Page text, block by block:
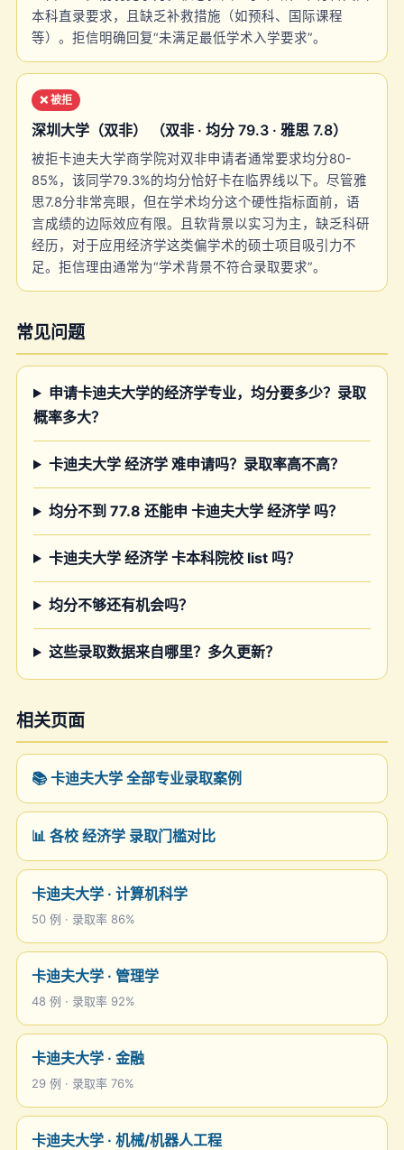
本科直录要求，且缺乏补救措施（如预科、国际课程
等）。拒信明确回复“未满足最低学术入学要求”。
❌ 被拒
深圳大学（双非） （双非 · 均分 79.3 · 雅思 7.8）
被拒卡迪夫大学商学院对双非申请者通常要求均分80-
85%，该同学79.3%的均分恰好卡在临界线以下。尽管雅
思7.8分非常亮眼，但在学术均分这个硬性指标面前，语
言成绩的边际效应有限。且软背景以实习为主，缺乏科研
经历，对于应用经济学这类偏学术的硕士项目吸引力不
足。拒信理由通常为“学术背景不符合录取要求”。
常见问题
申请卡迪夫大学的经济学专业，均分要多少？录取
概率多大？
卡迪夫大学 经济学 难申请吗？录取率高不高？
均分不到 77.8 还能申 卡迪夫大学 经济学 吗？
卡迪夫大学 经济学 卡本科院校 list 吗？
均分不够还有机会吗？
这些录取数据来自哪里？多久更新？
相关页面
📚 卡迪夫大学 全部专业录取案例
📊 各校 经济学 录取门槛对比
卡迪夫大学 · 计算机科学
50 例 · 录取率 86%
卡迪夫大学 · 管理学
48 例 · 录取率 92%
卡迪夫大学 · 金融
29 例 · 录取率 76%
卡迪夫大学 · 机械/机器人工程